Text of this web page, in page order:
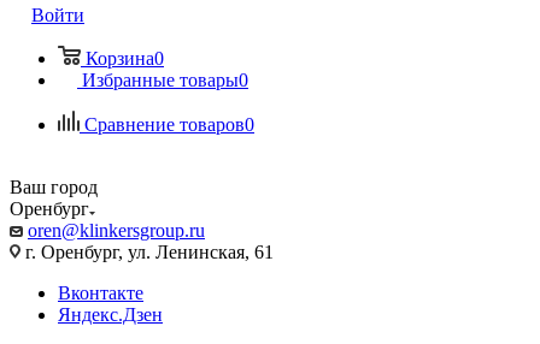
Войти
Корзина0
Избранные товары0
Сравнение товаров0
Ваш город
Оренбург
oren@klinkersgroup.ru
г. Оренбург, ул. Ленинская, 61
Вконтакте
Яндекс.Дзен